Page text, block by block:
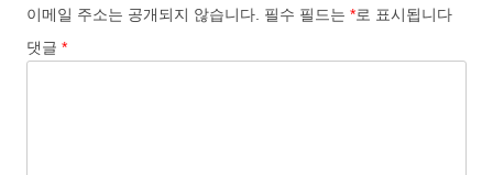
이메일 주소는 공개되지 않습니다. 필수 필드는 *로 표시됩니다
댓글 *